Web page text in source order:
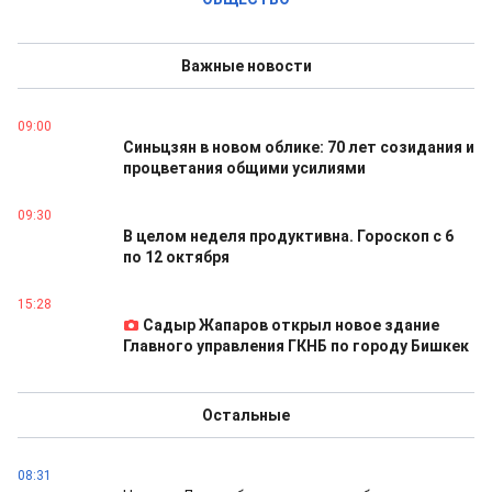
Важные новости
09:00
Синьцзян в новом облике: 70 лет созидания и
процветания общими усилиями
09:30
В целом неделя продуктивна. Гороскоп с 6
по 12 октября
15:28
Садыр Жапаров открыл новое здание
Главного управления ГКНБ по городу Бишкек
Остальные
08:31